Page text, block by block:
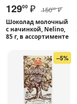
12900 ₽ 15000 ₽
Шоколад молочный
с начинкой, Nelino,
85 г, в ассортименте
–5%